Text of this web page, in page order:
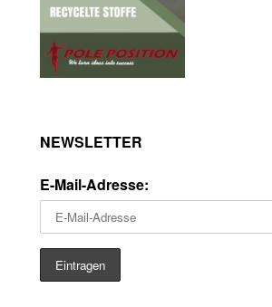
NEWSLETTER
E-Mail-Adresse: